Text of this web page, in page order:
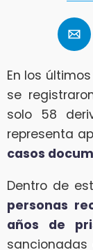
En los
se
solo 58
representa
casos
Dentro de
personas
años de